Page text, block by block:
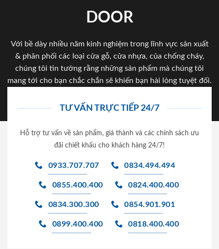
DOOR
Với bề dày nhiều năm kinh nghiệm trong lĩnh vực sản xuất
& phân phối các loại cửa gỗ, cửa nhựa, của chống cháy,
chúng tôi tin tưởng rằng những sản phẩm mà chúng tôi
mang tới cho bạn chắc chắn sẽ khiến bạn hài lòng tuyệt đối.
TƯ VẤN TRỰC TIẾP 24/7
Hỗ trợ tư vấn về sản phẩm, giá thành và các chính sách ưu
đãi chiết khấu cho khách hàng 24/7!
0933.707.707 0834.494.494
0855.400.400 0824.400.400
0834.300.300 0854.901.901
0899.400.400 0818.400.400